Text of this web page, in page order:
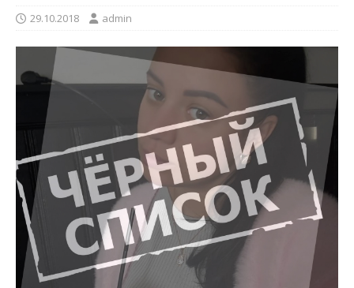
29.10.2018 admin